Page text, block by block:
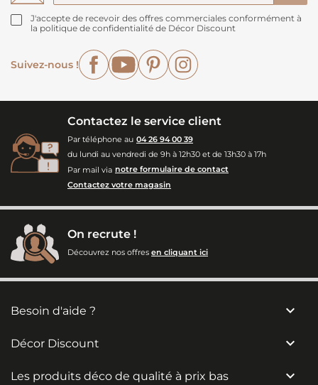
J'accepte de recevoir des offres commerciales conformément à
la politique de confidentialité de Décor Discount
Suivez-nous !
FacebookYouTubePinterest
Contactez le service client
Par téléphone au 04 26 94 00 39
du lundi au vendredi de 9h à 12h30 et de 13h30 à 17h
Par mail via notre formulaire de contact
Contactez votre magasin
On recrute !
Découvrez nos offres en cliquant ici
Besoin d'aide ? 
Décor Discount 
Les produits déco de qualité à prix bas 